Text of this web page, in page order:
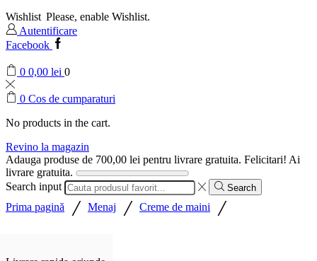
Wishlist Please, enable Wishlist.
Autentificare
Facebook
0 0,00 lei 0
0 Cos de cumparaturi
No products in the cart.
Revino la magazin
Adauga produse de 700,00 lei pentru livrare gratuita. Felicitari! Ai
livrare gratuita.
Search input
Search
Prima pagină / Menaj / Creme de maini /